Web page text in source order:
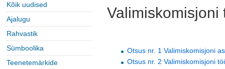
Kõik uudised
Ajalugu
Rahvastik
Sümboolika
Teenetemärkide
Valimiskomisjoni
Otsus nr. 1 Valimiskomisjoni
Otsus nr. 2 Valimiskomisjoni